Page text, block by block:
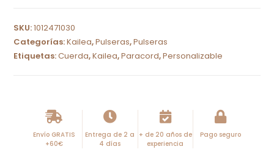
t
e
SKU:1012471030
Categorías:Kailea,Pulseras,Pulseras
Etiquetas:Cuerda,Kailea,Paracord,Personalizable
Envío GRATIS
+60€
Entrega de 2 a
4 días
+ de 20 años de
experiencia
Pago seguro